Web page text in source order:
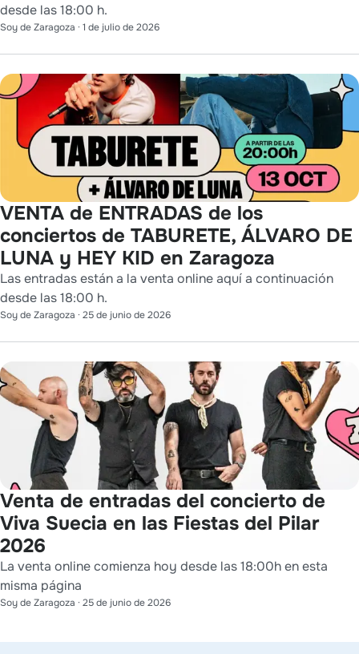
desde las 18:00 h.
Soy de Zaragoza · 1 de julio de 2026
VENTA de ENTRADAS de los
conciertos de TABURETE, ÁLVARO DE
LUNA y HEY KID en Zaragoza
Las entradas están a la venta online aquí a continuación
desde las 18:00 h.
Soy de Zaragoza · 25 de junio de 2026
Venta de entradas del concierto de
Viva Suecia en las Fiestas del Pilar
2026
La venta online comienza hoy desde las 18:00h en esta
misma página
Soy de Zaragoza · 25 de junio de 2026